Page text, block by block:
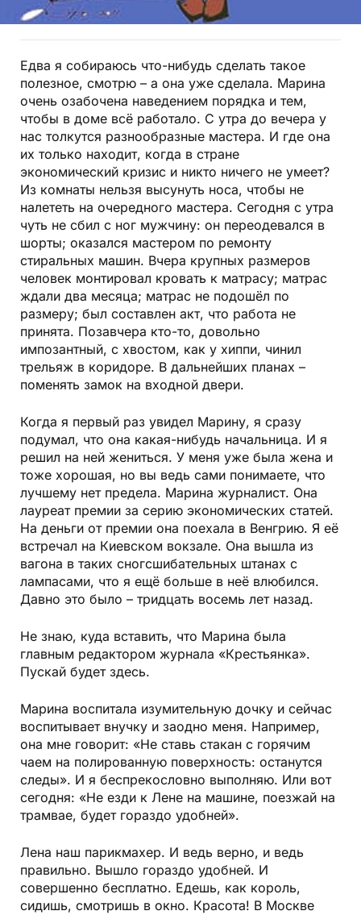
Едва я собираюсь что-нибудь сделать такое
полезное, смотрю – а она уже сделала. Марина
очень озабочена наведением порядка и тем,
чтобы в доме всё работало. С утра до вечера у
нас толкутся разнообразные мастера. И где она
их только находит, когда в стране
экономический кризис и никто ничего не умеет?
Из комнаты нельзя высунуть носа, чтобы не
налететь на очередного мастера. Сегодня с утра
чуть не сбил с ног мужчину: он переодевался в
шорты; оказался мастером по ремонту
стиральных машин. Вчера крупных размеров
человек монтировал кровать к матрасу; матрас
ждали два месяца; матрас не подошёл по
размеру; был составлен акт, что работа не
принята. Позавчера кто-то, довольно
импозантный, с хвостом, как у хиппи, чинил
трельяж в коридоре. В дальнейших планах –
поменять замок на входной двери.
Когда я первый раз увидел Марину, я сразу
подумал, что она какая-нибудь начальница. И я
решил на ней жениться. У меня уже была жена и
тоже хорошая, но вы ведь сами понимаете, что
лучшему нет предела. Марина журналист. Она
лауреат премии за серию экономических статей.
На деньги от премии она поехала в Венгрию. Я её
встречал на Киевском вокзале. Она вышла из
вагона в таких сногсшибательных штанах с
лампасами, что я ещё больше в неё влюбился.
Давно это было – тридцать восемь лет назад.
Не знаю, куда вставить, что Марина была
главным редактором журнала «Крестьянка».
Пускай будет здесь.
Марина воспитала изумительную дочку и сейчас
воспитывает внучку и заодно меня. Например,
она мне говорит: «Не ставь стакан с горячим
чаем на полированную поверхность: останутся
следы». И я беспрекословно выполняю. Или вот
сегодня: «Не езди к Лене на машине, поезжай на
трамвае, будет гораздо удобней».
Лена наш парикмахер. И ведь верно, и ведь
правильно. Вышло гораздо удобней. И
совершенно бесплатно. Едешь, как король,
сидишь, смотришь в окно. Красота! В Москве